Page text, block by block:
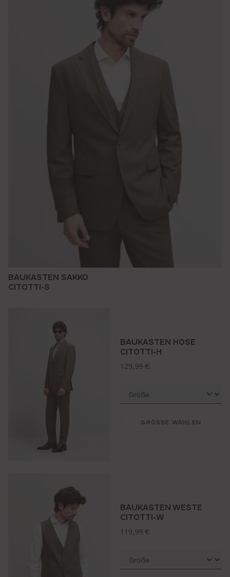
BAUKASTEN SAKKO
CITOTTI-S
BAUKASTEN HOSE
CITOTTI-H
regulärer preis:
129,99 €
GRÖSSE WÄHLEN
BAUKASTEN WESTE
CITOTTI-W
regulärer preis:
119,99 €